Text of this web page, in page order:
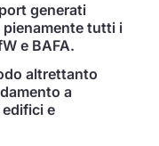
generati
tutti i
e BAFA.
altrettanto
a
e